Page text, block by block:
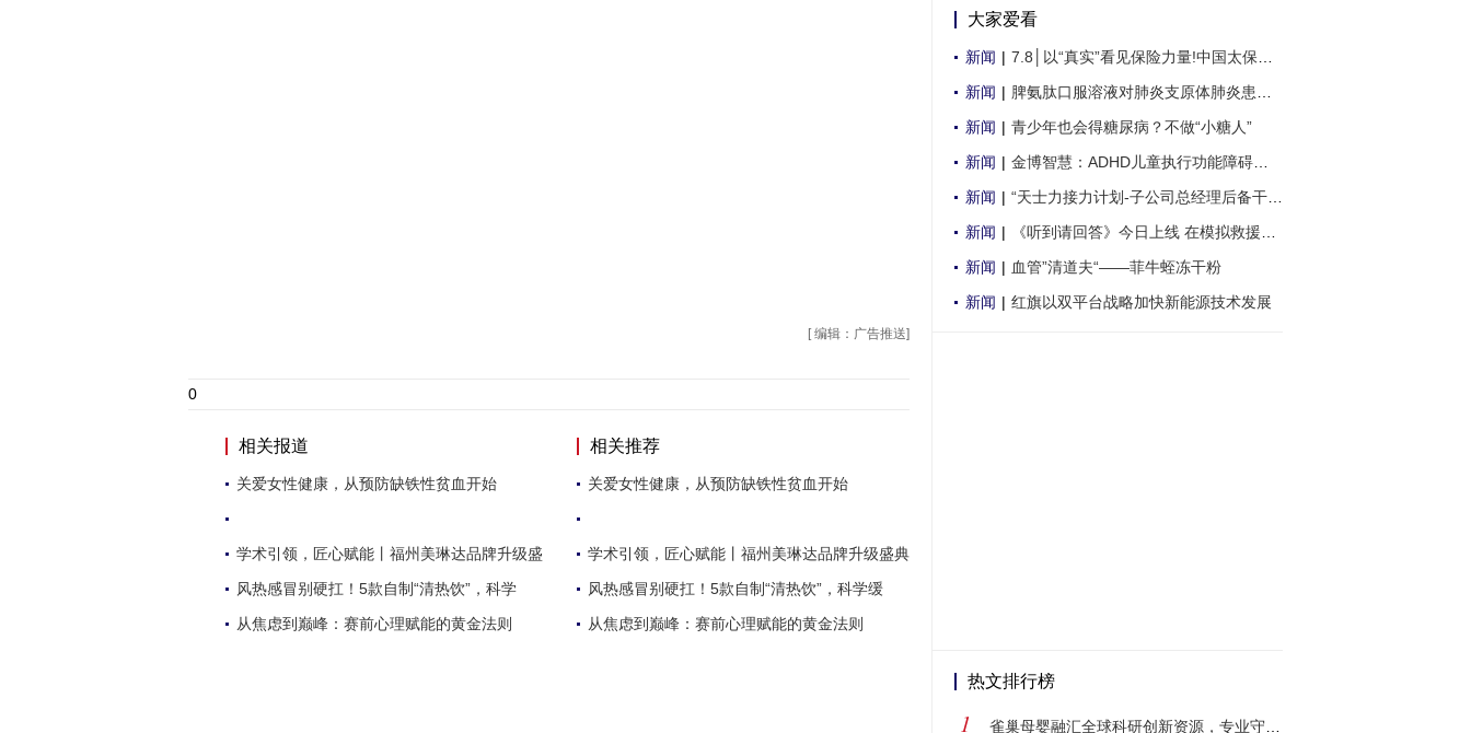
[ 编辑：广告推送]
0
相关报道
关爱女性健康，从预防缺铁性贫血开始
学术引领，匠心赋能丨福州美琳达品牌升级盛
风热感冒别硬扛！5款自制“清热饮”，科学
从焦虑到巅峰：赛前心理赋能的黄金法则
相关推荐
关爱女性健康，从预防缺铁性贫血开始
学术引领，匠心赋能丨福州美琳达品牌升级盛典
风热感冒别硬扛！5款自制“清热饮”，科学缓
从焦虑到巅峰：赛前心理赋能的黄金法则
大家爱看
新闻 | 7.8│以“真实”看见保险力量!中国太保推出
新闻 | 脾氨肽口服溶液对肺炎支原体肺炎患儿细胞免
新闻 | 青少年也会得糖尿病？不做“小糖人”
新闻 | 金博智慧：ADHD儿童执行功能障碍非药物治疗
新闻 | “天士力接力计划-子公司总经理后备干部集
新闻 |
《听到请回答》今日上线 在模拟救援行动中
新闻 | 血管”清道夫“——菲牛蛭冻干粉
新闻 | 红旗以双平台战略加快新能源技术发展
热文排行榜
1 雀巢母婴融汇全球科研创新资源，专业守护共育健康